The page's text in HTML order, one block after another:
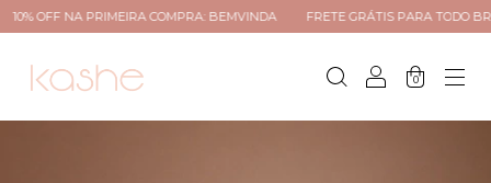
OFF NA PRIMEIRA COMPRA: BEMVINDA FRETE GRÁTIS PARA TODO
0